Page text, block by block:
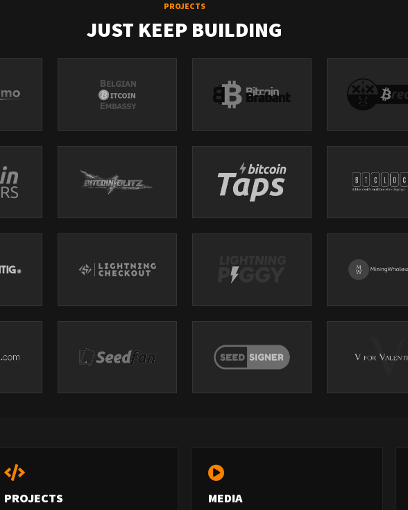
PROJECTS
JUST KEEP BUILDING
PROJECTS MEDIA